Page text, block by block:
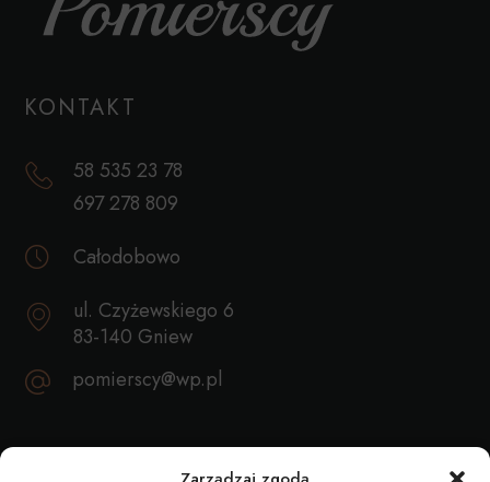
KONTAKT
58 535 23 78
697 278 809
Całodobowo
ul. Czyżewskiego 6
83-140 Gniew
pomierscy@wp.pl
REKOMENDACJE